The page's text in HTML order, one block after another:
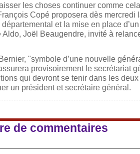
les choses continuer comme
Copé proposera dès mercredi
départemental et la mise en place
Aldo, Joël Beaugendre, invité à
"symbole d’une nouvelle
provisoirement le secrétariat
qui devront se tenir dans les
un président et secrétaire général.
de commentaires